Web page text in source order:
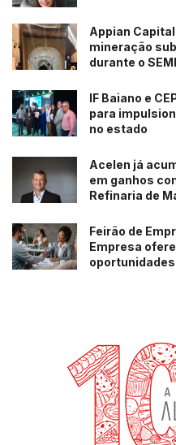
Appian
mineração
durante o
IF Baiano e
para
no estado
Acelen já
em ganhos
Refinaria de
Feirão de
Empresa